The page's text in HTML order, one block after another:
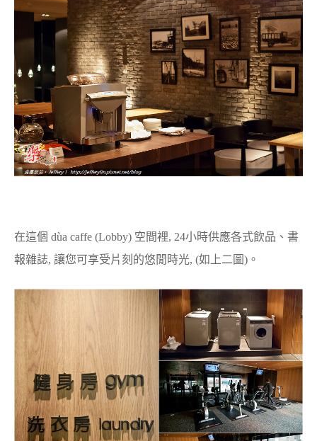
在這個 dùa caffe (Lobby) 空間裡, 24小時供應各式飲品、書
報雜誌, 讓您可享受片刻的悠閒時光, (如上二圖)。